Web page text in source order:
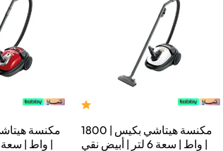
مكنسة هيتاشي بكيس | 1800
واط | سعة 6 لتر | أبيض نقي |